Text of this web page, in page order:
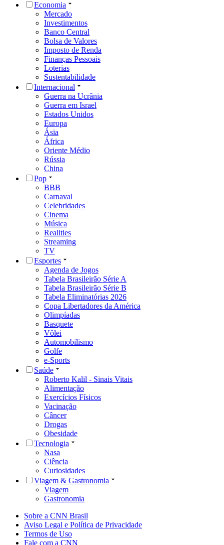
Economia
Mercado
Investimentos
Banco Central
Bolsa de Valores
Imposto de Renda
Finanças Pessoais
Loterias
Sustentabilidade
Internacional
Guerra na Ucrânia
Guerra em Israel
Estados Unidos
Europa
Ásia
África
Oriente Médio
Rússia
China
Pop
BBB
Carnaval
Celebridades
Cinema
Música
Realities
Streaming
TV
Esportes
Agenda de Jogos
Tabela Brasileirão Série A
Tabela Brasileirão Série B
Tabela Eliminatórias 2026
Copa Libertadores da América
Olimpíadas
Basquete
Vôlei
Automobilismo
Golfe
e-Sports
Saúde
Roberto Kalil - Sinais Vitais
Alimentação
Exercícios Físicos
Vacinação
Câncer
Drogas
Obesidade
Tecnologia
Nasa
Ciência
Curiosidades
Viagem & Gastronomia
Viagem
Gastronomia
Sobre a CNN Brasil
Aviso Legal e Política de Privacidade
Termos de Uso
Fale com a CNN